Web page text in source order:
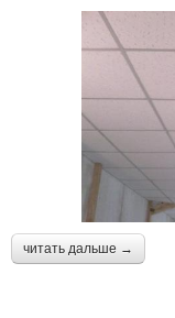
читать дальше →